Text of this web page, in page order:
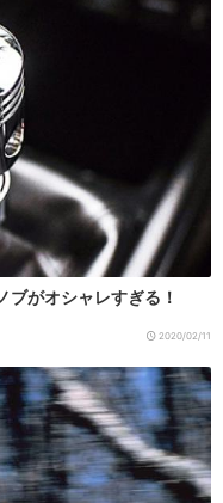
ブがオシャレすぎる！
2020/02/11